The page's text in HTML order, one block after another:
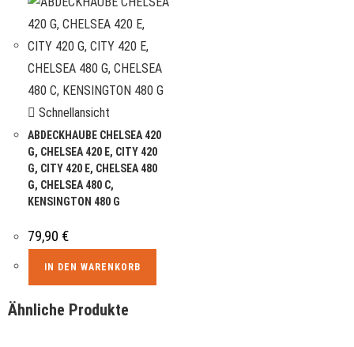
Schnellansicht
ABDECKHAUBE CHELSEA 420
G, CHELSEA 420 E, CITY 420
G, CITY 420 E, CHELSEA 480
G, CHELSEA 480 C,
KENSINGTON 480 G
79,90 €
IN DEN WARENKORB
Ähnliche Produkte